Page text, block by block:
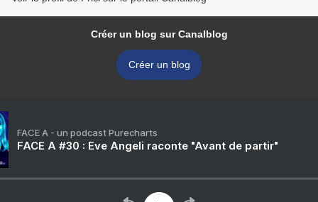
Créer un blog sur Canalblog
Créer un blog
FACE A - un podcast Purecharts
FACE A #30 : Eve Angeli raconte "Avant de partir"